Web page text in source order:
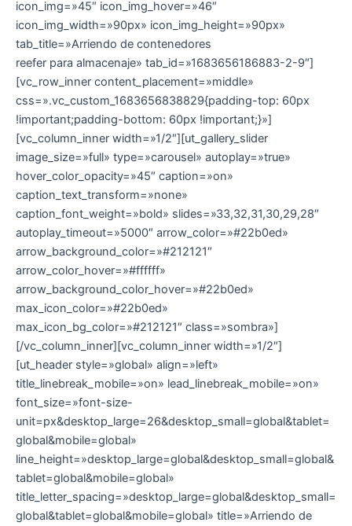
icon_img=»45″ icon_img_hover=»46″
icon_img_width=»90px» icon_img_height=»90px»
tab_title=»Arriendo de contenedores
reefer para almacenaje» tab_id=»1683656186883-2-9″]
[vc_row_inner content_placement=»middle»
css=».vc_custom_1683656838829{padding-top: 60px
!important;padding-bottom: 60px !important;}»]
[vc_column_inner width=»1/2″][ut_gallery_slider
image_size=»full» type=»carousel» autoplay=»true»
hover_color_opacity=»45″ caption=»on»
caption_text_transform=»none»
caption_font_weight=»bold» slides=»33,32,31,30,29,28″
autoplay_timeout=»5000″ arrow_color=»#22b0ed»
arrow_background_color=»#212121″
arrow_color_hover=»#ffffff»
arrow_background_color_hover=»#22b0ed»
max_icon_color=»#22b0ed»
max_icon_bg_color=»#212121″ class=»sombra»]
[/vc_column_inner][vc_column_inner width=»1/2″]
[ut_header style=»global» align=»left»
title_linebreak_mobile=»on» lead_linebreak_mobile=»on»
font_size=»font-size-
unit=px&desktop_large=26&desktop_small=global&tablet=
global&mobile=global»
line_height=»desktop_large=global&desktop_small=global&
tablet=global&mobile=global»
title_letter_spacing=»desktop_large=global&desktop_small=
global&tablet=global&mobile=global» title=»Arriendo de